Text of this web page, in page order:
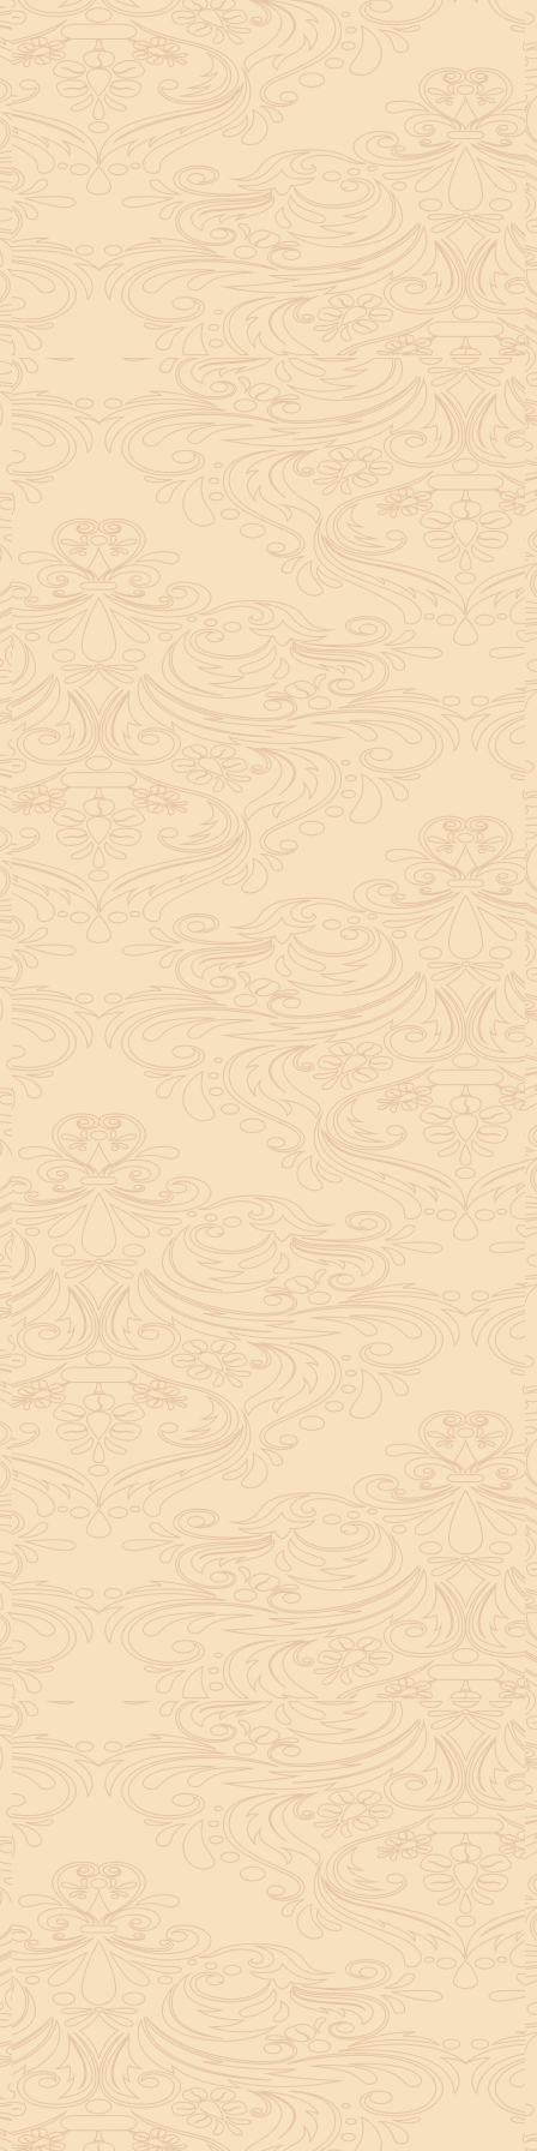
मुहूर्त और विधि के साथ पूजा का पूरा फायदा मिल सके।
ग्राहकों के साथ बेहतर संबंध बनाने में भी मदद करती है। यह
पूजा आपके व्यापारिक प्रयासों को भगवान का पूरा साथ देती है,
जिससे आपको चुनौतियों का सामना करने का बल मिलता है।